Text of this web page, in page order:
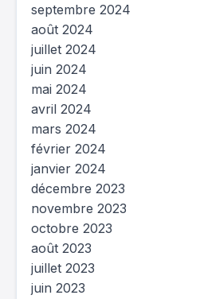
septembre 2024
août 2024
juillet 2024
juin 2024
mai 2024
avril 2024
mars 2024
février 2024
janvier 2024
décembre 2023
novembre 2023
octobre 2023
août 2023
juillet 2023
juin 2023